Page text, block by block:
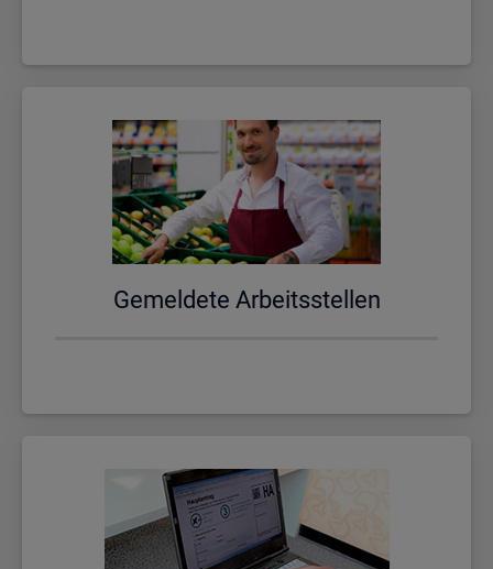
Ge­mel­de­te Ar­beits­stel­len